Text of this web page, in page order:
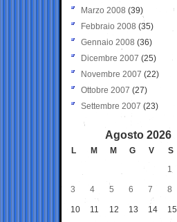
Marzo 2008 (39)
Febbraio 2008 (35)
Gennaio 2008 (36)
Dicembre 2007 (25)
Novembre 2007 (22)
Ottobre 2007 (27)
Settembre 2007 (23)
Agosto 2026
L M M G V S
1
3 4 5 6 7 8
10 11 12 13 14 15